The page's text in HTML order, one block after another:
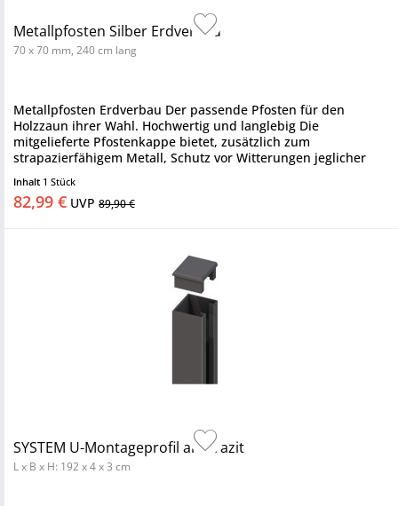
Metallpfosten Silber Erdverbau
70 x 70 mm, 240 cm lang
Metallpfosten Erdverbau Der passende Pfosten für den
Holzzaun ihrer Wahl. Hochwertig und langlebig Die
mitgelieferte Pfostenkappe bietet, zusätzlich zum
strapazierfähigem Metall, Schutz vor Witterungen jeglicher
Inhalt 1 Stück
82,99 € UVP 89,90 €
SYSTEM U-Montageprofil anthrazit
L x B x H: 192 x 4 x 3 cm